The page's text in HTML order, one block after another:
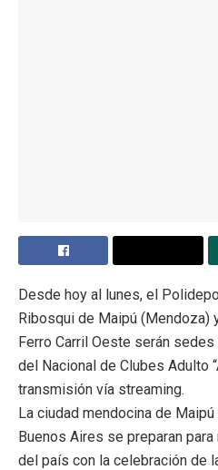
Desde hoy al lunes, el
Ribosqui de Maipú
Ferro Carril Oeste serán
del Nacional de Clubes Adulto
transmisión vía streaming.
La ciudad mendocina de
Buenos Aires se preparan
del país con la celebración de